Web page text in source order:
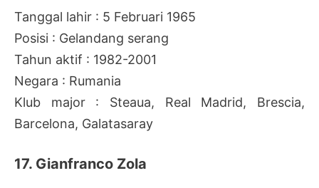
Tanggal lahir : 5 Februari 1965
Posisi : Gelandang serang
Tahun aktif : 1982-2001
Negara : Rumania
Klub major : Steaua, Real Madrid, Brescia,
Barcelona, Galatasaray
17. Gianfranco Zola